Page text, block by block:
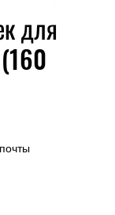
для
(160